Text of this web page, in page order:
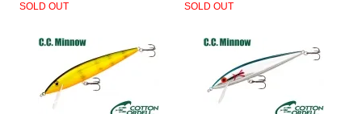
SOLD OUT
SOLD OUT